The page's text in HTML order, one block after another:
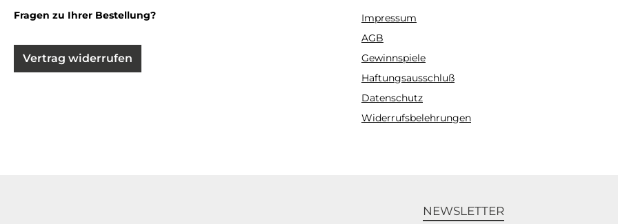
Fragen zu Ihrer Bestellung?
Vertrag widerrufen
Impressum
AGB
Gewinnspiele
Haftungsausschluß
Datenschutz
Widerrufsbelehrungen
NEWSLETTER